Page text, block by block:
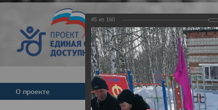
Версия для
О проекте Команда Новости
45 из 160